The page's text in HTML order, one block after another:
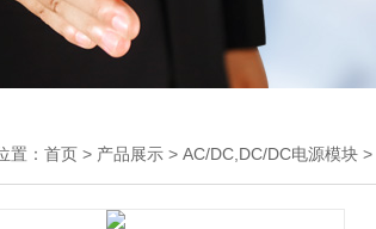
置： 首页 > 产品展示 > AC/DC,DC/DC电源模块 >